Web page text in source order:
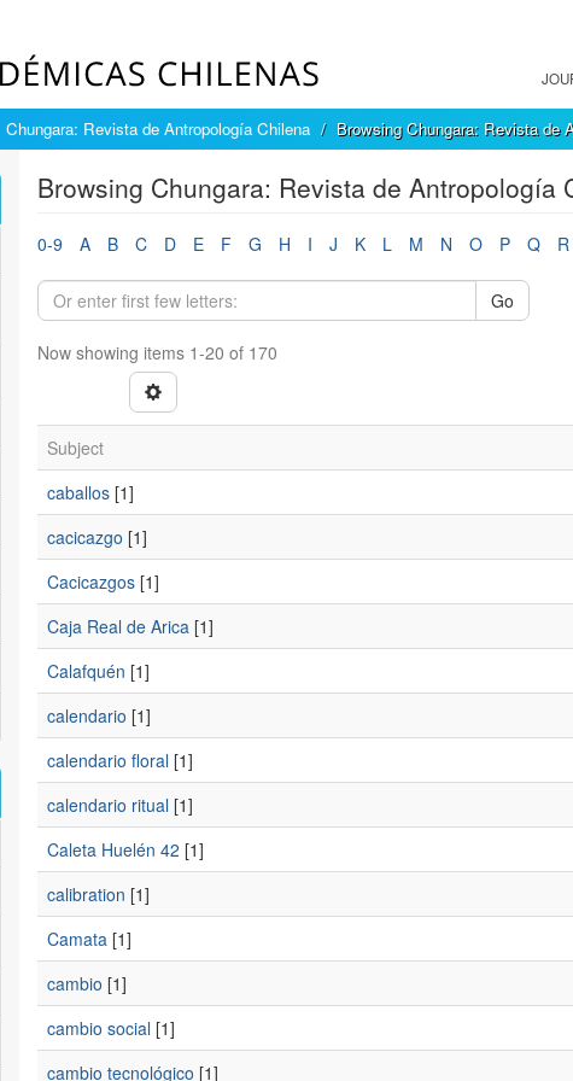
Chungara: Revista de Antropología Chilena Browsing Chungara: Revista de
Browsing Chungara: Revista de Antropología
0-9 A B C D E F G H I J K L M N O P Q R
Go
Now showing items 1-20 of 170
Subject
caballos[1]
cacicazgo [1]
Cacicazgos[1]
Caja Real de Arica[1]
Calafquén [1]
calendario [1]
calendario floral[1]
calendario ritual[1]
Caleta Huelén 42 [1]
calibration [1]
Camata[1]
cambio [1]
cambio social[1]
cambio tecnológico [1]